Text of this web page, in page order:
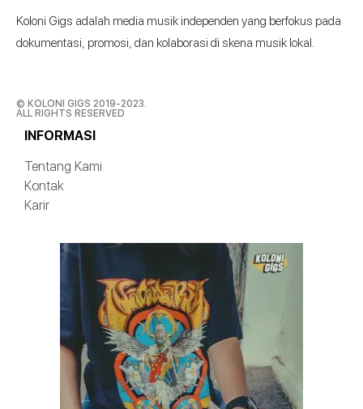
Koloni Gigs adalah media musik independen yang berfokus pada
dokumentasi, promosi, dan kolaborasi di skena musik lokal.
© KOLONI GIGS 2019-2023.
ALL RIGHTS RESERVED
INFORMASI
Tentang Kami
Kontak
Karir